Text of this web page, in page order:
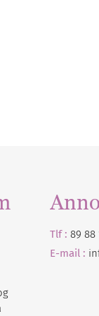
Tlf : 89 88
E-mail :